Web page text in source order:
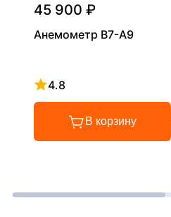
45 900 ₽
Анемометр В7-А9
4.8
Рейтинг 4.8 из 5
В корзину